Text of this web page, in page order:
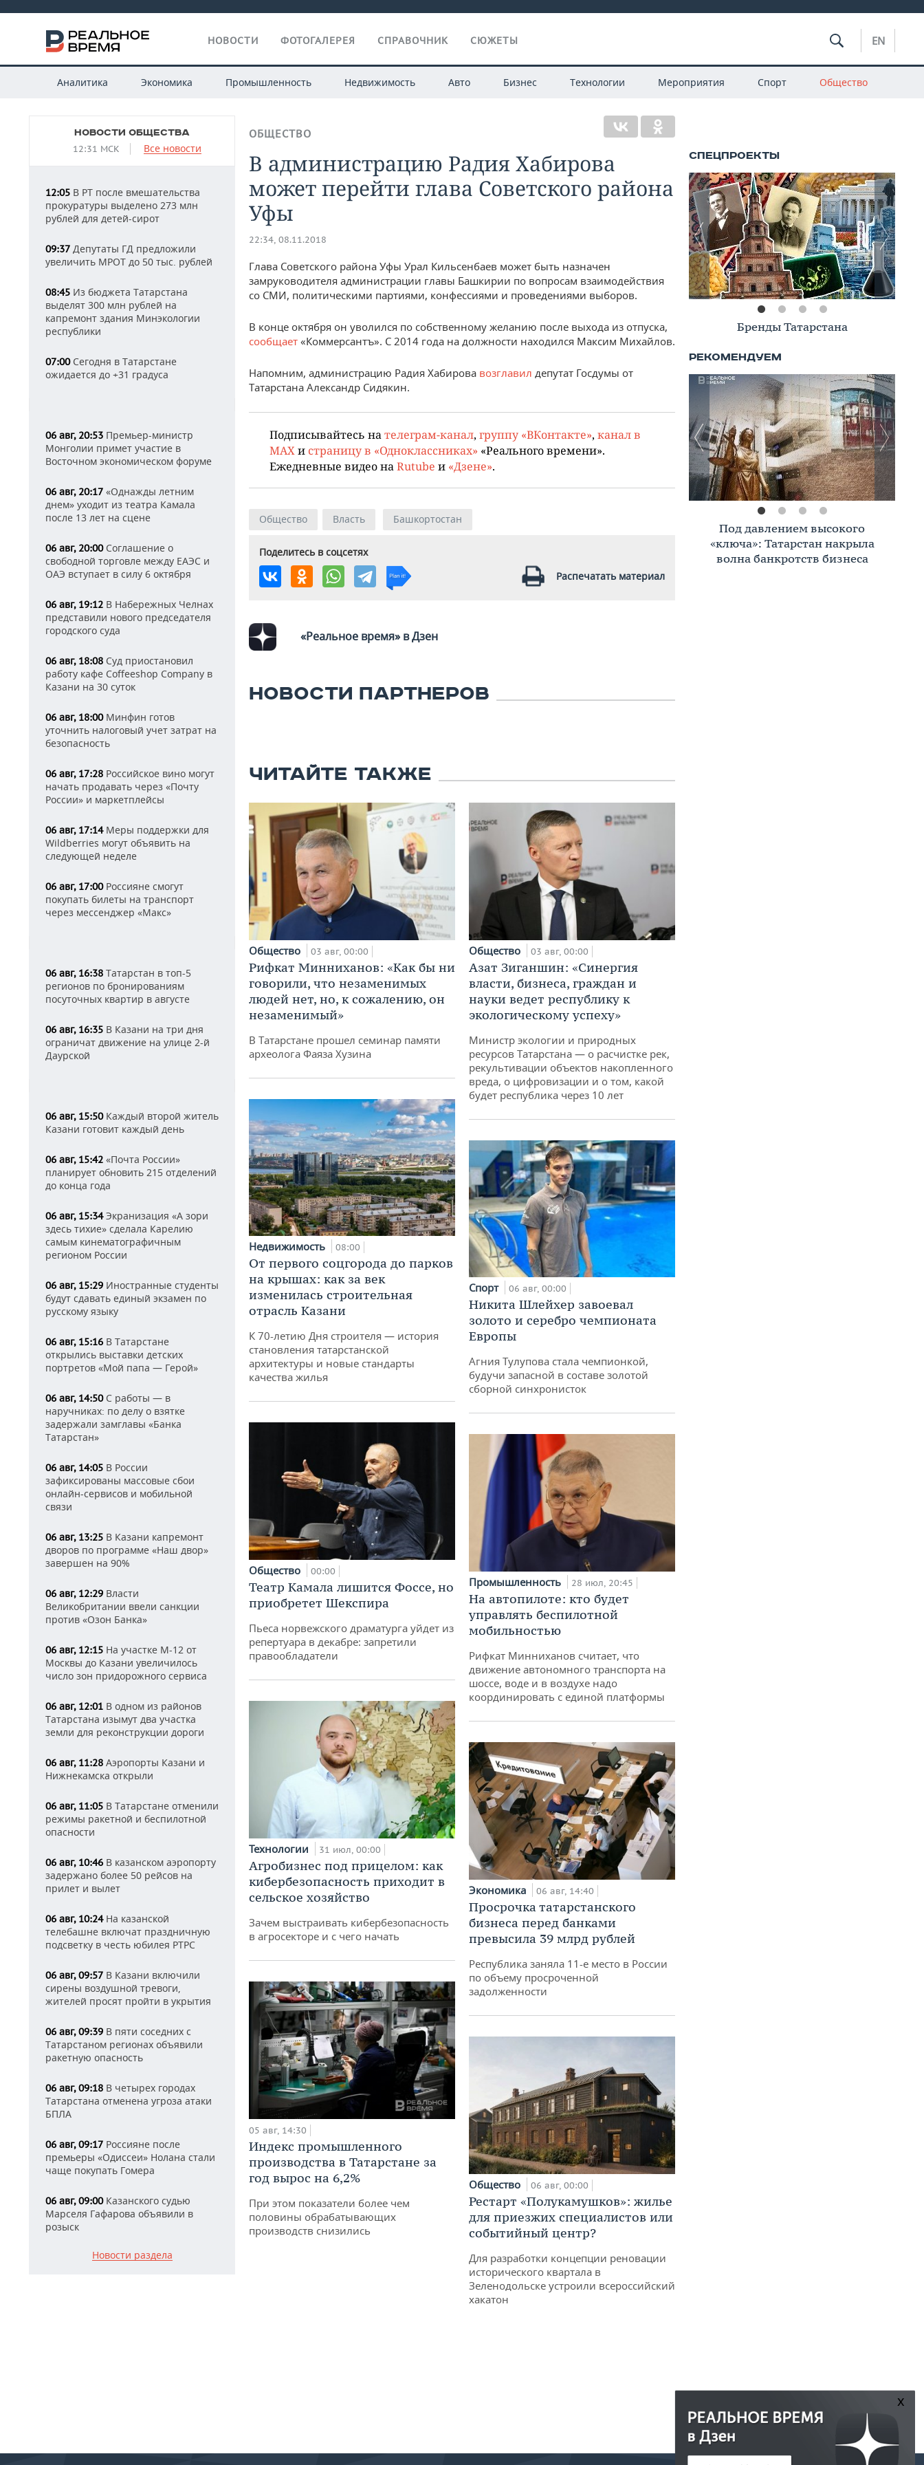
НОВОСТИ ФОТОГАЛЕРЕЯ СПРАВОЧНИК СЮЖЕТЫ EN
Аналитика Экономика Промышленность Недвижимость Авто Бизнес Технологии Мероприятия Спорт Общество
НОВОСТИ ОБЩЕСТВА
12:31 МСК Все новости
12:05 В РТ после вмешательства
прокуратуры выделено 273 млн
рублей для детей-сирот
09:37 Депутаты ГД предложили
увеличить МРОТ до 50 тыс. рублей
08:45 Из бюджета Татарстана
выделят 300 млн рублей на
капремонт здания Минэкологии
республики
07:00Сегодня в Татарстане
ожидается до +31 градуса
06 авг, 20:53 Премьер-министр
Монголии примет участие в
Восточном экономическом форуме
06 авг, 20:17 «Однажды летним
днем» уходит из театра Камала
после 13 лет на сцене
06 авг, 20:00Соглашение о
свободной торговле между ЕАЭС и
ОАЭ вступает в силу 6 октября
06 авг, 19:12 В Набережных Челнах
представили нового председателя
городского суда
06 авг, 18:08 Суд приостановил
работу кафе Coffeeshop Company в
Казани на 30 суток
06 авг, 18:00Минфин готов
уточнить налоговый учет затрат на
безопасность
06 авг, 17:28 Российское вино могут
начать продавать через «Почту
России» и маркетплейсы
06 авг, 17:14Меры поддержки для
Wildberries могут объявить на
следующей неделе
06 авг, 17:00Россияне смогут
покупать билеты на транспорт
через мессенджер «Макс»
06 авг, 16:38 Татарстан в топ-5
регионов по бронированиям
посуточных квартир в августе
06 авг, 16:35 В Казани на три дня
ограничат движение на улице 2-й
Даурской
06 авг, 15:50Каждый второй житель
Казани готовит каждый день
06 авг, 15:42 «Почта России»
планирует обновить 215 отделений
до конца года
06 авг, 15:34Экранизация «А зори
здесь тихие» сделала Карелию
самым кинематографичным
регионом России
06 авг, 15:29 Иностранные студенты
будут сдавать единый экзамен по
русскому языку
06 авг, 15:16 В Татарстане
открылись выставки детских
портретов «Мой папа — Герой»
06 авг, 14:50С работы — в
наручниках: по делу о взятке
задержали замглавы «Банка
Татарстан»
06 авг, 14:05 В России
зафиксированы массовые сбои
онлайн-сервисов и мобильной
связи
06 авг, 13:25 В Казани капремонт
дворов по программе «Наш двор»
завершен на 90%
06 авг, 12:29 Власти
Великобритании ввели санкции
против «Озон Банка»
06 авг, 12:15 На участке М-12 от
Москвы до Казани увеличилось
число зон придорожного сервиса
06 авг, 12:01 В одном из районов
Татарстана изымут два участка
земли для реконструкции дороги
06 авг, 11:28 Аэропорты Казани и
Нижнекамска открыли
06 авг, 11:05 В Татарстане отменили
режимы ракетной и беспилотной
опасности
06 авг, 10:46 В казанском аэропорту
задержано более 50 рейсов на
прилет и вылет
06 авг, 10:24На казанской
телебашне включат праздничную
подсветку в честь юбилея РТРС
06 авг, 09:57 В Казани включили
сирены воздушной тревоги,
жителей просят пройти в укрытия
06 авг, 09:39 В пяти соседних с
Татарстаном регионах объявили
ракетную опасность
06 авг, 09:18 В четырех городах
Татарстана отменена угроза атаки
БПЛА
06 авг, 09:17 Россияне после
премьеры «Одиссеи» Нолана стали
чаще покупать Гомера
06 авг, 09:00Казанского судью
Марселя Гафарова объявили в
розыск
Новости раздела
ОБЩЕСТВО
В администрацию Радия Хабирова
может перейти глава Советского района
Уфы
22:34, 08.11.2018
Глава Советского района Уфы Урал Кильсенбаев может быть назначен
замруководителя администрации главы Башкирии по вопросам взаимодействия
со СМИ, политическими партиями, конфессиями и проведениями выборов.
В конце октября он уволился по собственному желанию после выхода из отпуска,
сообщает «Коммерсантъ». С 2014 года на должности находился Максим Михайлов.
Напомним, администрацию Радия Хабирова возглавил депутат Госдумы от
Татарстана Александр Сидякин.
Подписывайтесь на телеграм-канал, группу «ВКонтакте», канал в
MAX и страницу в «Одноклассниках» «Реального времени».
Ежедневные видео на Rutube и «Дзене».
Общество Власть Башкортостан
Поделитесь в соцсетях
Распечатать материал
«Реальное время» в Дзен
НОВОСТИ ПАРТНЕРОВ
ЧИТАЙТЕ ТАКЖЕ
Общество 03 авг, 00:00
Рифкат Минниханов: «Как бы ни
говорили, что незаменимых
людей нет, но, к сожалению, он
незаменимый»
В Татарстане прошел семинар памяти
археолога Фаяза Хузина
Недвижимость 08:00
От первого соцгорода до парков
на крышах: как за век
изменилась строительная
отрасль Казани
К 70-летию Дня строителя — история
становления татарстанской
архитектуры и новые стандарты
качества жилья
Общество 00:00
Театр Камала лишится Фоссе, но
приобретет Шекспира
Пьеса норвежского драматурга уйдет из
репертуара в декабре: запретили
правообладатели
Технологии 31 июл, 00:00
Агробизнес под прицелом: как
кибербезопасность приходит в
сельское хозяйство
Зачем выстраивать кибербезопасность
в агросекторе и с чего начать
05 авг, 14:30
Индекс промышленного
производства в Татарстане за
год вырос на 6,2%
При этом показатели более чем
половины обрабатывающих
производств снизились
Общество 03 авг, 00:00
Азат Зиганшин: «Синергия
власти, бизнеса, граждан и
науки ведет республику к
экологическому успеху»
Министр экологии и природных
ресурсов Татарстана — о расчистке рек,
рекультивации объектов накопленного
вреда, о цифровизации и о том, какой
будет республика через 10 лет
Спорт 06 авг, 00:00
Никита Шлейхер завоевал
золото и серебро чемпионата
Европы
Агния Тулупова стала чемпионкой,
будучи запасной в составе золотой
сборной синхронисток
Промышленность 28 июл, 20:45
На автопилоте: кто будет
управлять беспилотной
мобильностью
Рифкат Минниханов считает, что
движение автономного транспорта на
шоссе, воде и в воздухе надо
координировать с единой платформы
Экономика 06 авг, 14:40
Просрочка татарстанского
бизнеса перед банками
превысила 39 млрд рублей
Республика заняла 11-е место в России
по объему просроченной
задолженности
Общество 06 авг, 00:00
Рестарт «Полукамушков»: жилье
для приезжих специалистов или
событийный центр?
Для разработки концепции реновации
исторического квартала в
Зеленодольске устроили всероссийский
хакатон
Книжная полка
Премиальное жилье в Казани:
тренды, критерии, покупатели в
2026 году
x